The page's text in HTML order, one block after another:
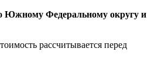
Южному Федеральному округу и
рассчитывается перед